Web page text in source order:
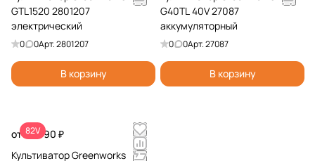
GTL1520 2801207
электрический
0 0Арт.2801207
В корзину
G40TL 40V 27087
аккумуляторный
0 0Арт.27087
В корзину
82V
от 33 990 ₽
Культиватор Greenworks